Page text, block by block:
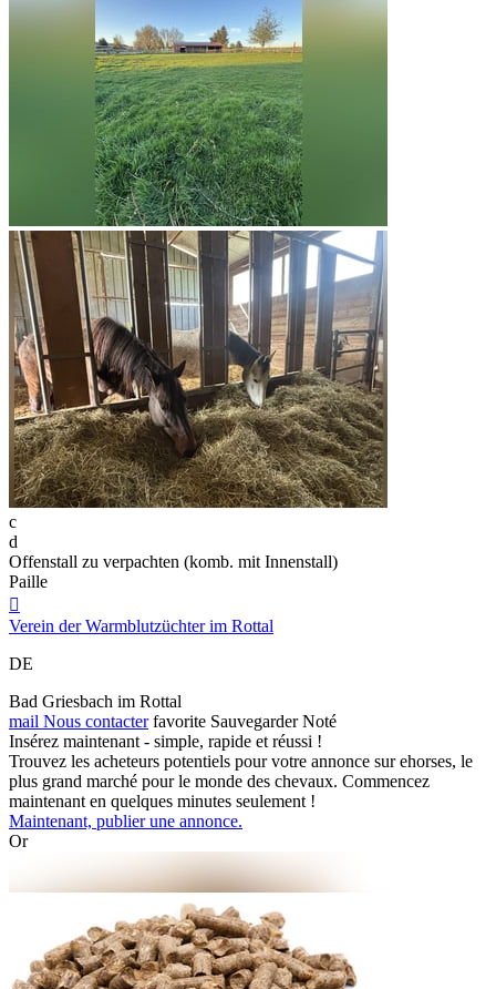
c
d
Offenstall zu verpachten (komb. mit Innenstall)
Paille

Verein der Warmblutzüchter im Rottal
DE
Bad Griesbach im Rottal
mail Nous contacter favorite Sauvegarder Noté
Insérez maintenant - simple, rapide et réussi !
Trouvez les acheteurs potentiels pour votre annonce sur ehorses, le
plus grand marché pour le monde des chevaux. Commencez
maintenant en quelques minutes seulement !
Maintenant, publier une annonce.
Or